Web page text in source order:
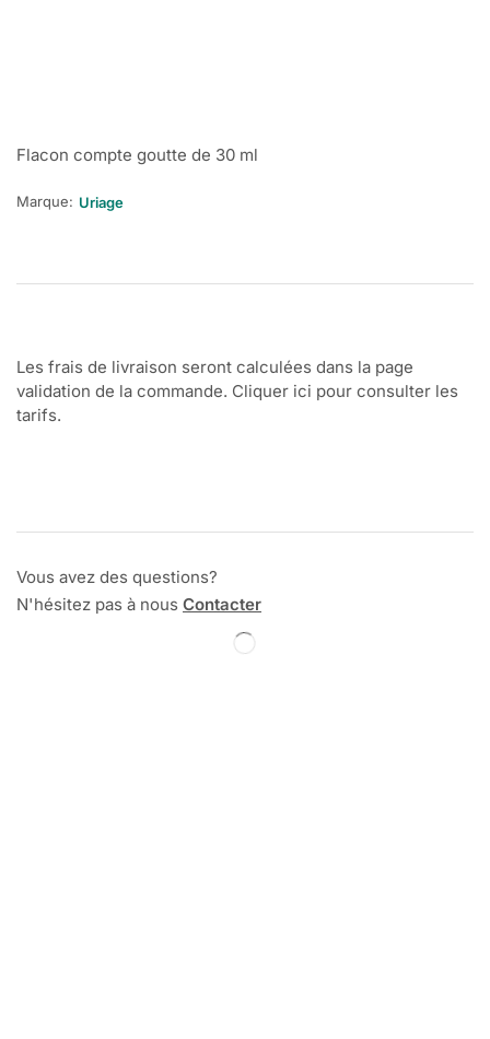
Flacon compte goutte de 30 ml
Marque: Uriage
Les frais de livraison seront calculées dans la page
validation de la commande. Cliquer ici pour consulter les
tarifs.
Vous avez des questions?
N'hésitez pas à nous Contacter